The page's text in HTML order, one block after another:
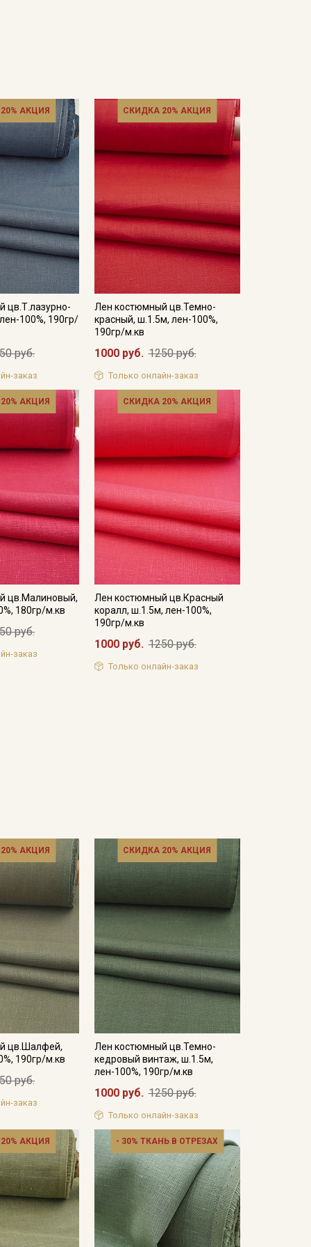
АКЦИЯ
цв.Т.лазурно-
100%, 190гр/
руб.
заказ
СКИДКА 20% АКЦИЯ
Лен костюмный цв.Темно-
красный, ш.1.5м, лен-100%,
190гр/м.кв
1000 руб. 1250 руб.
Только онлайн-заказ
АКЦИЯ
цв.Малиновый,
180гр/м.кв
руб.
заказ
СКИДКА 20% АКЦИЯ
Лен костюмный цв.Красный
коралл, ш.1.5м, лен-100%,
190гр/м.кв
1000 руб. 1250 руб.
Только онлайн-заказ
АКЦИЯ
цв.Шалфей,
190гр/м.кв
руб.
заказ
СКИДКА 20% АКЦИЯ
Лен костюмный цв.Темно-
кедровый винтаж, ш.1.5м,
лен-100%, 190гр/м.кв
1000 руб. 1250 руб.
Только онлайн-заказ
АКЦИЯ - 30% ТКАНЬ В ОТРЕЗАХ